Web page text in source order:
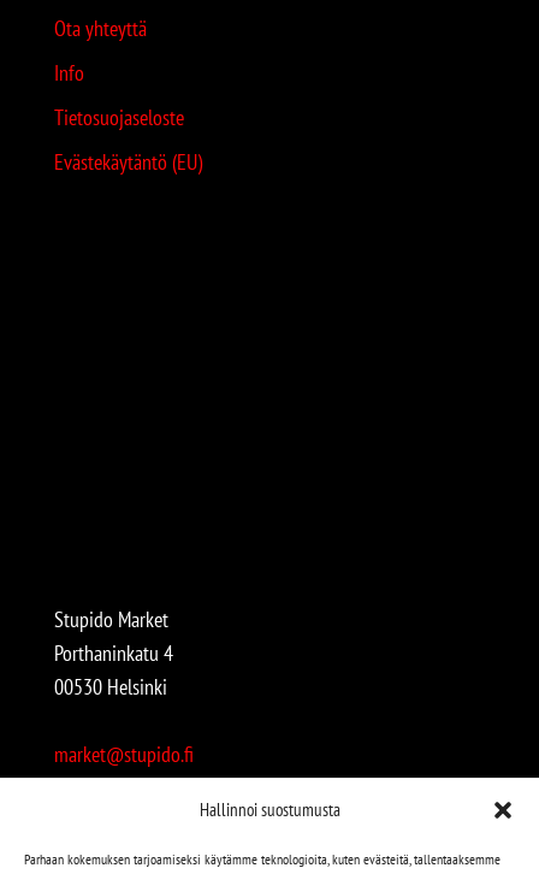
Hallinnoi suostumusta
Parhaan kokemuksen tarjoamiseksi käytämme teknologioita, kuten evästeitä, tallentaaksemme
Ota yhteyttä
Info
Tietosuojaseloste
Evästekäytäntö (EU)
Stupido Market
Porthaninkatu 4
00530 Helsinki
market@stupido.fi
Avoinna: